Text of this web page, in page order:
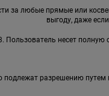
за любые прямые или
выгоду, даже
Пользователь несет полную
разрешению путем